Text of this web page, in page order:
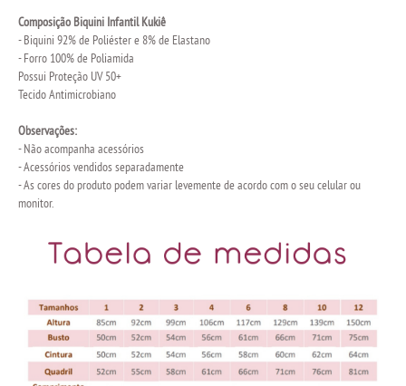
Composição Biquini Infantil Kukiê
- Biquini 92% de Poliéster e 8% de Elastano
- Forro 100% de Poliamida
Possui Proteção UV 50+
Tecido Antimicrobiano
Observações:
- Não acompanha acessórios
- Acessórios vendidos separadamente
- As cores do produto podem variar levemente de acordo com o seu celular ou
monitor.